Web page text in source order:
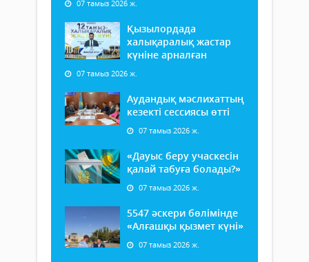
07 тамыз 2026 ж.
Қызылордада
халықаралық жастар
күніне арналған
07 тамыз 2026 ж.
Аудандық мәслихаттың
кезекті сессиясы өтті
07 тамыз 2026 ж.
«Дауыс беру учаскесін
қалай табуға болады?»
07 тамыз 2026 ж.
5547 әскери бөлімінде
«Алғашқы қызмет күні»
07 тамыз 2026 ж.